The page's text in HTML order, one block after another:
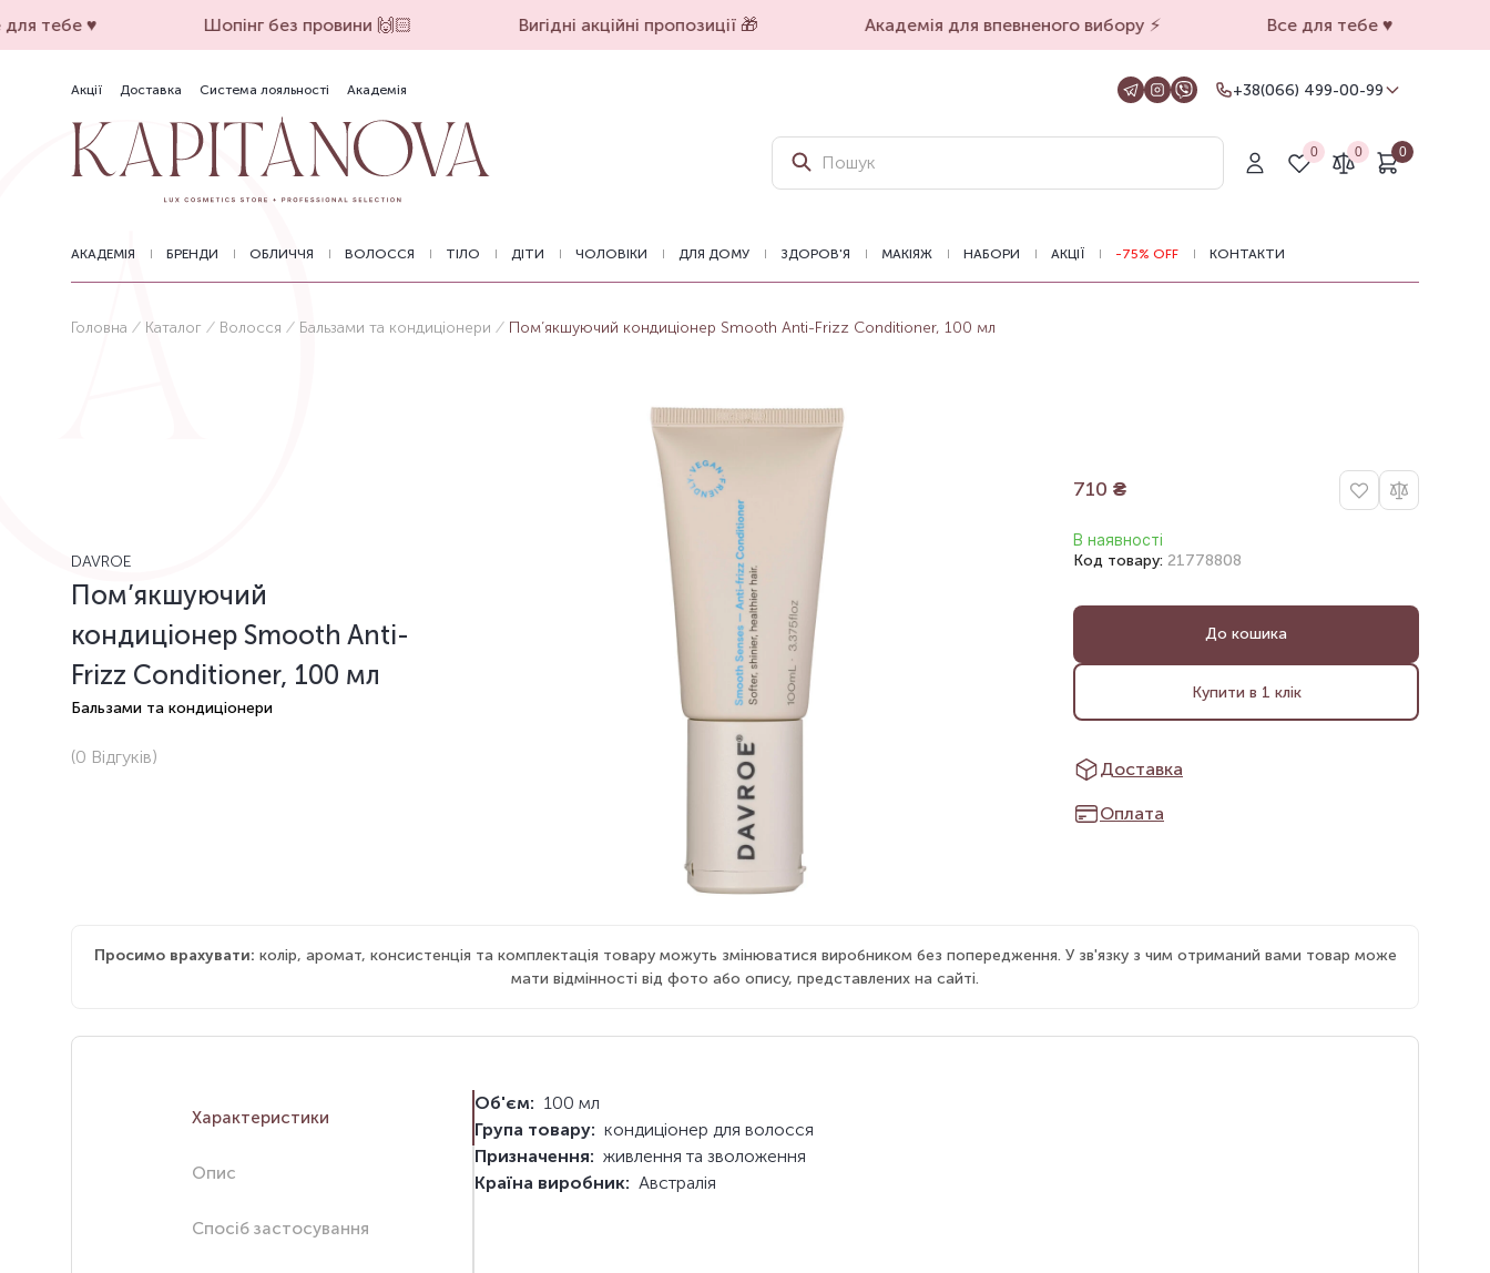
тебе ♥️ Шопінг без провини 🙌🏻 Вигідні акційні пропозиції 🎁 Академія для впевненого вибору ⚡️ Все для тебе ♥️
Акції Доставка Система лояльності Академія
+38(066) 499-00-99
Для замовлень на сайті
+38(099) 069-90-00
Магазин Харків
Оформлення замовлень на сайті
0 0 0
АКАДЕМІЯ БРЕНДИ ОБЛИЧЧЯ ВОЛОССЯ ТІЛО ДІТИ ЧОЛОВІКИ ДЛЯ ДОМУ ЗДОРОВ'Я МАКІЯЖ НАБОРИ АКЦІЇ -75% OFF КОНТАКТИ
Головна Каталог Волосся Бальзами та кондиціонери Пом’якшуючий кондиціонер Smooth Anti-Frizz Conditioner, 100 мл
DAVROE
Пом’якшуючий
кондиціонер Smooth Anti-
Frizz Conditioner, 100 мл
Бальзами та кондиціонери
(0 Відгуків)
710 ₴
В наявності
Код товару: 21778808
До кошика
Купити в 1 клік
Доставка
Оплата
Просимо врахувати: колір, аромат, консистенція та комплектація товару можуть змінюватися виробником без попередження. У зв'язку з чим отриманий вами товар може
мати відмінності від фото або опису, представлених на сайті.
Характеристики
Опис
Спосіб застосування
Об'єм: 100 мл
Група товару: кондиціонер для волосся
Призначення: живлення та зволоження
Країна виробник: Австралія